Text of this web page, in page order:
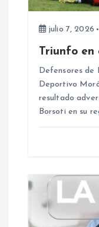
e
d
julio 7, 2026
Triunfo en
Defensores de
Deportivo
resultado
Borsoti en su